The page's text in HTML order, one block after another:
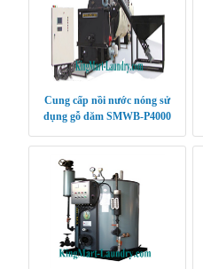
Cung cấp nồi nước nóng sử
dụng gỗ dăm SMWB-P4000